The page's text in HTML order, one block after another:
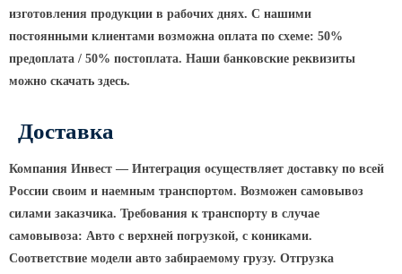
Опоры граненые силовые
контактной сети (ОГСКС)
Дорожные металлические рамы
стационарной короной
ВМО Высокомачтовые опоры с
мобильной короной
Мачты связи
изготовления продукции в рабочих днях. С нашими
постоянными клиентами возможна оплата по схеме: 50%
предоплата / 50% постоплата. Наши банковские реквизиты
можно скачать здесь.
Доставка
Компания Инвест — Интеграция осуществляет доставку по всей
России своим и наемным транспортом. Возможен самовывоз
силами заказчика. Требования к транспорту в случае
самовывоза: Авто с верхней погрузкой, с кониками.
Соответствие модели авто забираемому грузу. Отгрузка